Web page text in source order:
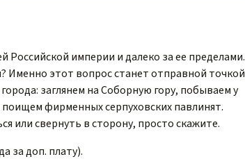
Российской империи и далеко за ее пределами.
Именно этот вопрос станет отправной точкой
заглянем на Соборную гору, побываем у
фирменных серпуховских павлинят.
или свернуть в сторону, просто скажите.
за доп. плату).